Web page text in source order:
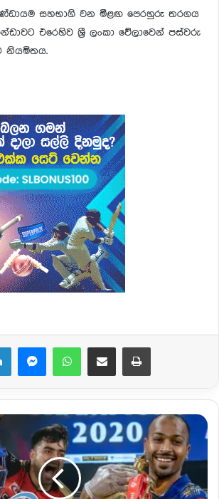
සහභාගි වන මීළඟ පෙරහුරු තරගය
එරෙහිව ශ්‍රී ලංකා වේලාවෙන් පස්වරු
නියමිතය.